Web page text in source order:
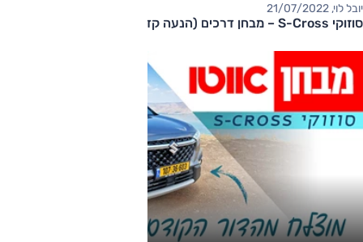
יובל לוי, 21/07/2022
סוזוקי S-Cross – מבחן דרכים (הנעה קדמית)